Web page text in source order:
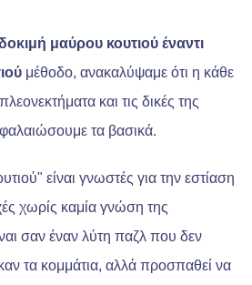
μαύρου κουτιού έναντι
μέθοδο, ανακαλύψαμε ότι η κάθε
και τις δικές της
τα βασικά.
είναι γνωστές για την εστίαση
χωρίς καμία γνώση της
σαν έναν λύτη παζλ που δεν
τα κομμάτια, αλλά προσπαθεί να